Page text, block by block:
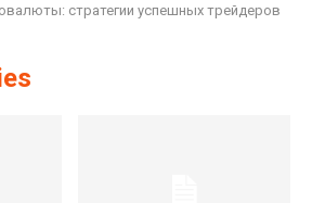
стратегии успешных трейдеров